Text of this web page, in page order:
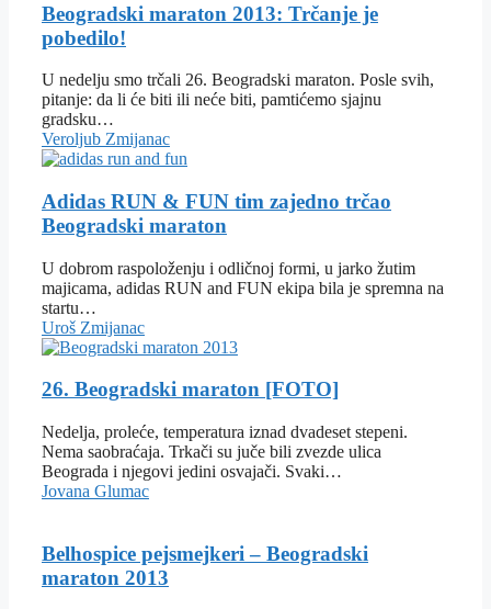
Beogradski maraton 2013: Trčanje je
pobedilo!
U nedelju smo trčali 26. Beogradski maraton. Posle svih,
pitanje: da li će biti ili neće biti, pamtićemo sjajnu
gradsku…
Veroljub Zmijanac
Adidas RUN & FUN tim zajedno trčao
Beogradski maraton
U dobrom raspoloženju i odličnoj formi, u jarko žutim
majicama, adidas RUN and FUN ekipa bila je spremna na
startu…
Uroš Zmijanac
26. Beogradski maraton [FOTO]
Nedelja, proleće, temperatura iznad dvadeset stepeni.
Nema saobraćaja. Trkači su juče bili zvezde ulica
Beograda i njegovi jedini osvajači. Svaki…
Jovana Glumac
Belhospice pejsmejkeri – Beogradski
maraton 2013